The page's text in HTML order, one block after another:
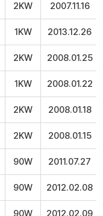
2KW 2007.11.16
1KW 2013.12.26
2KW 2008.01.25
1KW 2008.01.22
2KW 2008.01.18
2KW 2008.01.15
90W 2011.07.27
90W 2012.02.08
90W 2012.02.09